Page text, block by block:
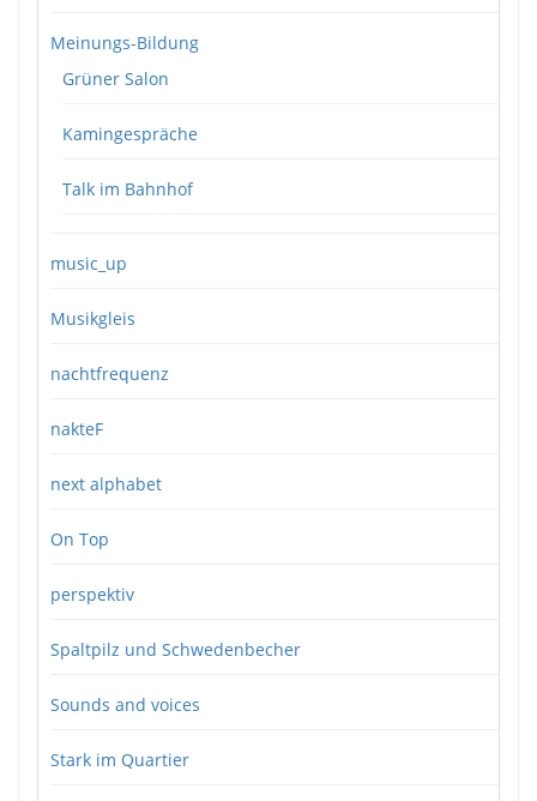
Meinungs-Bildung
Grüner Salon
Kamingespräche
Talk im Bahnhof
music_up
Musikgleis
nachtfrequenz
nakteF
next alphabet
On Top
perspektiv
Spaltpilz und Schwedenbecher
Sounds and voices
Stark im Quartier